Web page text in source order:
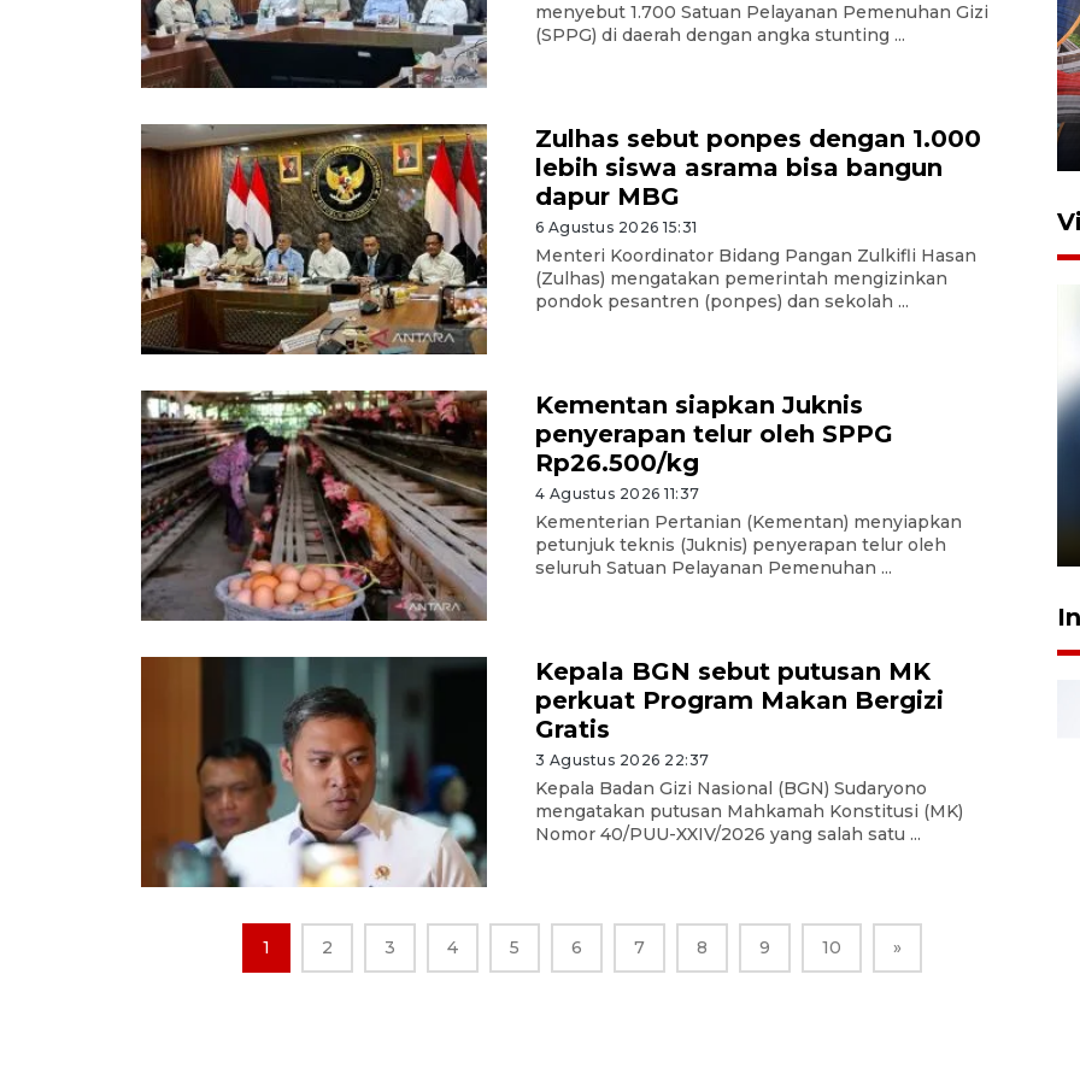
menyebut 1.700 Satuan Pelayanan Pemenuhan Gizi
(SPPG) di daerah dengan angka stunting ...
Zulhas sebut ponpes dengan 1.000
lebih siswa asrama bisa bangun
dapur MBG
6 Agustus 2026 15:31
Menteri Koordinator Bidang Pangan Zulkifli Hasan
(Zulhas) mengatakan pemerintah mengizinkan
pondok pesantren (ponpes) dan sekolah ...
Kementan siapkan Juknis
penyerapan telur oleh SPPG
Rp26.500/kg
4 Agustus 2026 11:37
Kementerian Pertanian (Kementan) menyiapkan
petunjuk teknis (Juknis) penyerapan telur oleh
seluruh Satuan Pelayanan Pemenuhan ...
Kepala BGN sebut putusan MK
perkuat Program Makan Bergizi
Gratis
3 Agustus 2026 22:37
Kepala Badan Gizi Nasional (BGN) Sudaryono
mengatakan putusan Mahkamah Konstitusi (MK)
Nomor 40/PUU-XXIV/2026 yang salah satu ...
1 2 3 4 5 6 7 8 9 10 »
Komisi V DPR tinjau
12 Juni 2026 18:49
Pelanggan Filaha Farm setia
sampai 8 tahan?
1 Juni 2026 05:47